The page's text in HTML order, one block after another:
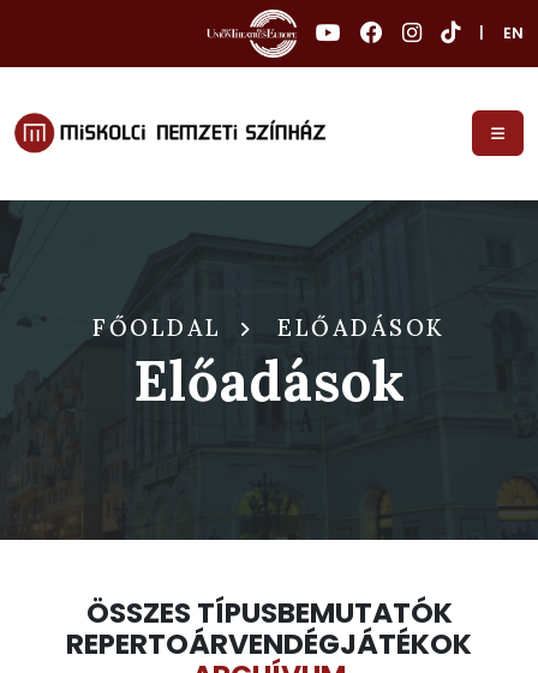
EN
FŐOLDAL ELŐADÁSOK
Előadások
ÖSSZES TÍPUSBEMUTATÓK
REPERTOÁRVENDÉGJÁTÉKOK